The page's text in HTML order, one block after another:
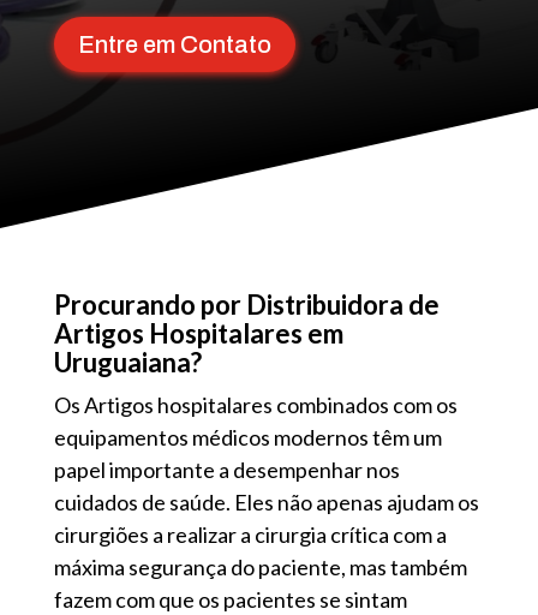
Entre em Contato
Procurando por Distribuidora de
Artigos Hospitalares em
Uruguaiana?
Os Artigos hospitalares combinados com os
equipamentos médicos modernos têm um
papel importante a desempenhar nos
cuidados de saúde. Eles não apenas ajudam os
cirurgiões a realizar a cirurgia crítica com a
máxima segurança do paciente, mas também
fazem com que os pacientes se sintam